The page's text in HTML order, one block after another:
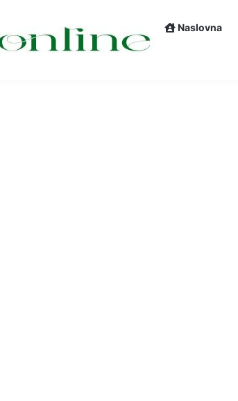
Naslovna